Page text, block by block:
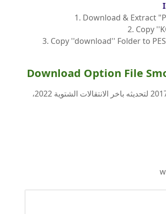
1. Download & Extract
2. Copy
3. Copy ''download'' Folder to
Download Option File
رابط تحميل احدث اوبشن فايل لباتش سموك الاصدار الرابع لبيس 2017 لتحديثه باخر الانتقالات الشتوية 2022،